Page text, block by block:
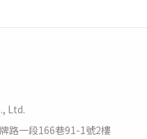
Ltd.
一段166巷91-1號2樓